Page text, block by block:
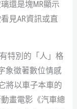
還是塊MR顯示
見AR資訊或直
特別的「人」格
象徵著數位情感
將以車子本車的
畫電影《汽車總